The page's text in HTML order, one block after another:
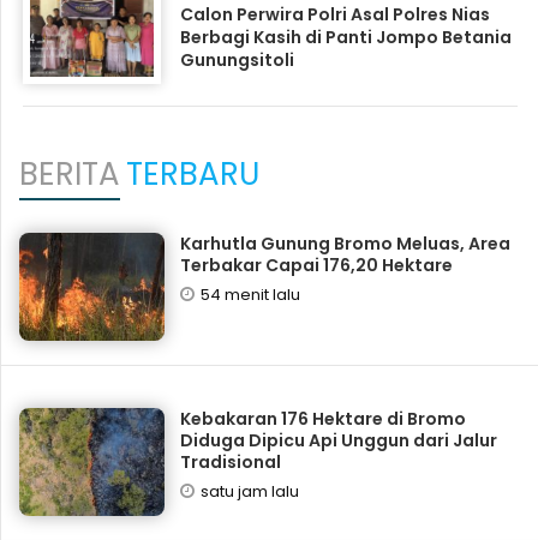
Calon Perwira Polri Asal Polres Nias
Berbagi Kasih di Panti Jompo Betania
Gunungsitoli
BERITATERBARU
Karhutla Gunung Bromo Meluas, Area
Terbakar Capai 176,20 Hektare
54 menit lalu
Kebakaran 176 Hektare di Bromo
Diduga Dipicu Api Unggun dari Jalur
Tradisional
satu jam lalu